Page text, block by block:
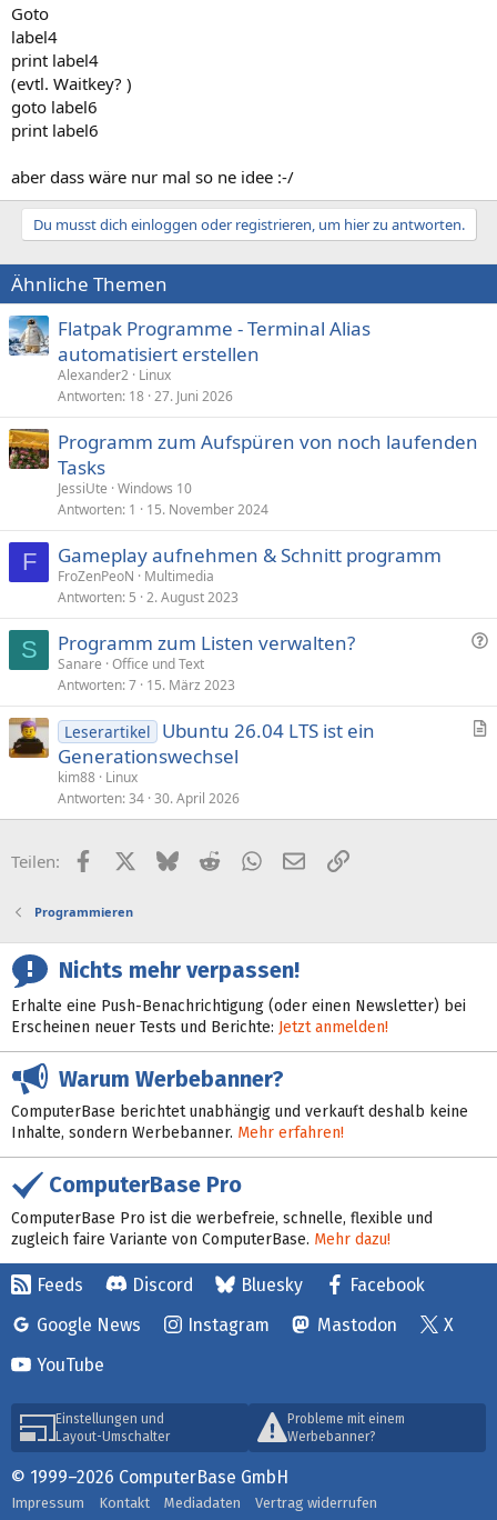
Goto
label4
print label4
(evtl. Waitkey? )
goto label6
print label6
aber dass wäre nur mal so ne idee :-/
Du musst dich einloggen oder registrieren, um hier zu antworten.
Ähnliche Themen
Flatpak Programme - Terminal Alias
automatisiert erstellen
Alexander2 Linux
Antworten 18 27. Juni 2026
Programm zum Aufspüren von noch laufenden
Tasks
JessiUte Windows 10
Antworten 1 15. November 2024
F Gameplay aufnehmen & Schnitt programm
FroZenPeoN
Multimedia
Antworten 5 2. August 2023
S
F
g
Programm zum Listen verwalten?
Sanare Office und Text
Antworten 7 15. März 2023
k
Leserartikel
Ubuntu 26.04 LTS ist ein
Generationswechsel
kim88 Linux
Antworten 34 30. April 2026
Teilen: FacebookX (Twitter)
BlueskyRedditWhatsApp
E-MailLink
Programmieren
Nichts mehr verpassen!
Erhalte eine Push-Benachrichtigung (oder einen Newsletter) bei
Erscheinen neuer Tests und Berichte: Jetzt anmelden!
Warum Werbebanner?
ComputerBase berichtet unabhängig und verkauft deshalb keine
Inhalte, sondern Werbebanner. Mehr erfahren!
ComputerBase Pro
ComputerBase Pro ist die werbefreie, schnelle, flexible und
zugleich faire Variante von ComputerBase. Mehr dazu!
Feeds Discord Bluesky
Facebook
Google News
Instagram Mastodon
X
YouTube
Einstellungen und
Layout-Umschalter
Probleme mit einem
Werbebanner?
© 1999–2026 ComputerBase GmbH
Impressum Kontakt Mediadaten
Vertrag widerrufen